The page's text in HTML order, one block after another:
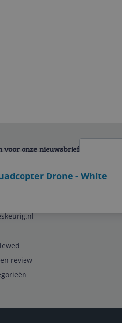
Drone - White
voor onze nieuwsbrief
review